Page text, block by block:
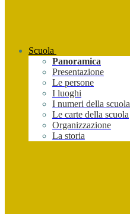
Scuola
Panoramica
Presentazione
Le persone
I luoghi
I numeri della scuola
Le carte della scuola
Organizzazione
La storia